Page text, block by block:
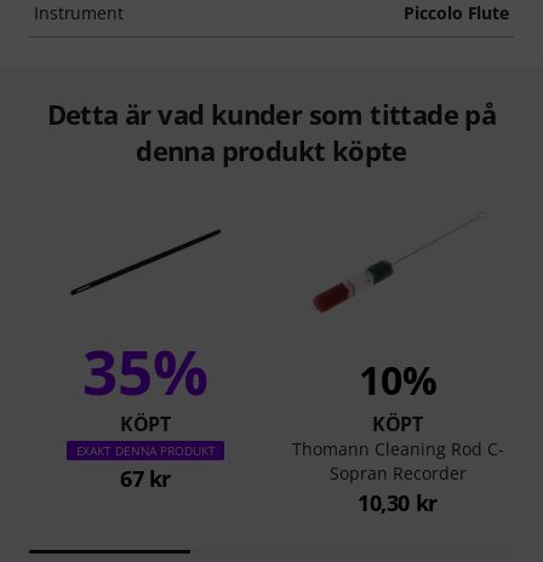
Instrument Piccolo Flute
Detta är vad kunder som tittade på
denna produkt köpte
35%
KÖPT
EXAKT DENNA PRODUKT
67 kr
10%
KÖPT
Thomann Cleaning Rod C-
Sopran Recorder
10,30 kr